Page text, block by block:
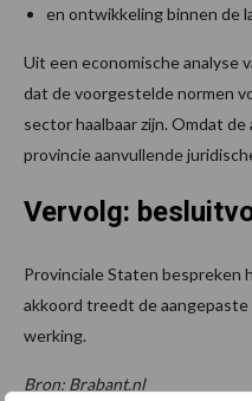
en ontwikkeling binnen de
Uit een economische analyse
dat de voorgestelde normen
sector haalbaar zijn. Omdat
provincie aanvullende
Vervolg:
Provinciale Staten bespreken
akkoord treedt de
werking.
Bron: Brabant.nl